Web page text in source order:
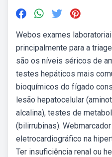
Webos exames
principalmente para a
são os níveis séricos de
testes hepáticos mais
bioquímicos do fígado
lesão hepatocelular
alcalina), testes de
(bilirrubinas).
eletrocardiográfico na
Ter insuficiência renal ou